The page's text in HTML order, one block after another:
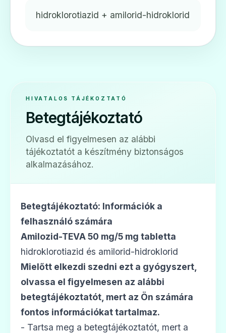
hidroklorotiazid + amilorid-hidroklorid
HIVATALOS TÁJÉKOZTATÓ
Betegtájékoztató
Olvasd el figyelmesen az alábbi
tájékoztatót a készítmény biztonságos
alkalmazásához.
Betegtájékoztató: Információk a
felhasználó számára
Amilozid-TEVA 50 mg/5 mg tabletta
hidroklorotiazid és amilorid-hidroklorid
Mielőtt elkezdi szedni ezt a gyógyszert,
olvassa el figyelmesen az alábbi
betegtájékoztatót, mert az Ön számára
fontos információkat tartalmaz.
- Tartsa meg a betegtájékoztatót, mert a